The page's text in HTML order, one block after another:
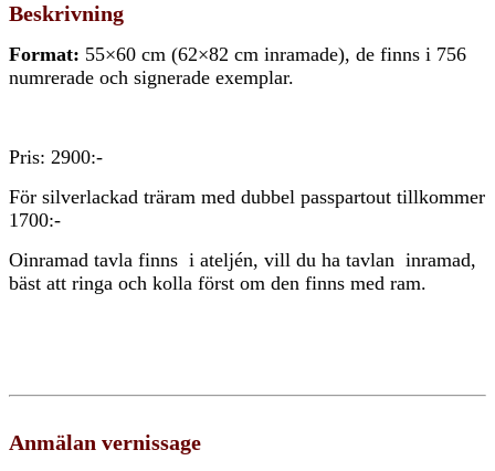
Beskrivning
Format: 55×60 cm (62×82 cm inramade), de finns i 756
numrerade och signerade exemplar.
Pris: 2900:-
För silverlackad träram med dubbel passpartout tillkommer
1700:-
Oinramad tavla finns i ateljén, vill du ha tavlan inramad,
bäst att ringa och kolla först om den finns med ram.
Anmälan vernissage